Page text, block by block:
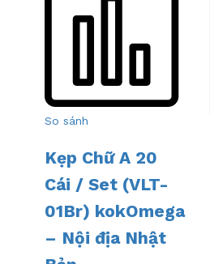
So sánh
Kẹp Chữ A 20
Cái / Set (VLT-
01Br) kokOmega
– Nội địa Nhật